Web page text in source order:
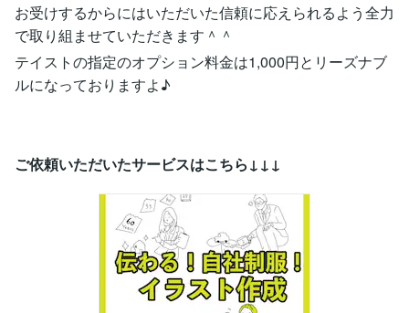
お受けするからにはいただいた信頼に応えられるよう全力
で取り組ませていただきます＾＾
テイストの指定のオプション料金は1,000円とリーズナブ
ルになっておりますよ♪
ご依頼いただいたサービスはこちら↓↓↓